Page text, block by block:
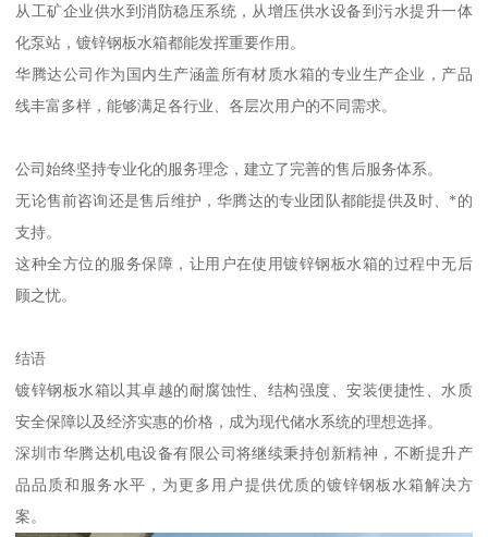
从工矿企业供水到消防稳压系统，从增压供水设备到污水提升一体
化泵站，镀锌钢板水箱都能发挥重要作用。
华腾达公司作为国内生产涵盖所有材质水箱的专业生产企业，产品
线丰富多样，能够满足各行业、各层次用户的不同需求。
公司始终坚持专业化的服务理念，建立了完善的售后服务体系。
无论售前咨询还是售后维护，华腾达的专业团队都能提供及时、*的
支持。
这种全方位的服务保障，让用户在使用镀锌钢板水箱的过程中无后
顾之忧。
结语
镀锌钢板水箱以其卓越的耐腐蚀性、结构强度、安装便捷性、水质
安全保障以及经济实惠的价格，成为现代储水系统的理想选择。
深圳市华腾达机电设备有限公司将继续秉持创新精神，不断提升产
品品质和服务水平，为更多用户提供优质的镀锌钢板水箱解决方
案。